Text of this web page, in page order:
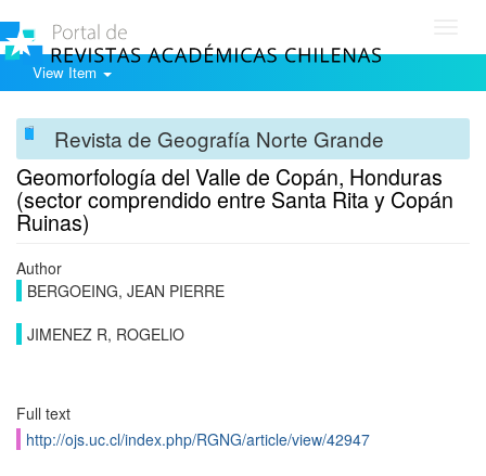
View Item
Revista de Geografía Norte Grande
Geomorfología del Valle de Copán, Honduras
(sector comprendido entre Santa Rita y Copán
Ruinas)
Author
BERGOEING, JEAN PIERRE
JIMENEZ R, ROGELlO
Full text
http://ojs.uc.cl/index.php/RGNG/article/view/42947